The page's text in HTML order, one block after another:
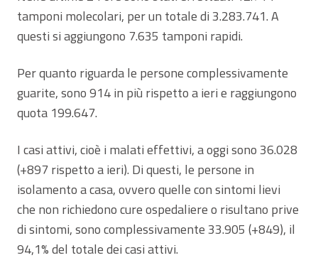
tamponi molecolari, per un totale di 3.283.741. A
questi si aggiungono 7.635 tamponi rapidi.
Per quanto riguarda le persone complessivamente
guarite, sono 914 in più rispetto a ieri e raggiungono
quota 199.647.
I casi attivi, cioè i malati effettivi, a oggi sono 36.028
(+897 rispetto a ieri). Di questi, le persone in
isolamento a casa, ovvero quelle con sintomi lievi
che non richiedono cure ospedaliere o risultano prive
di sintomi, sono complessivamente 33.905 (+849), il
94,1% del totale dei casi attivi.